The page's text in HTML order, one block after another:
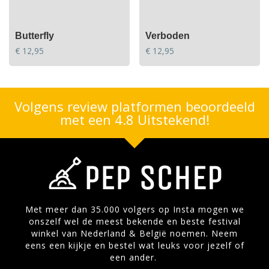
Butterfly
€ 12,95
Verboden
€ 12,95
Volgens review platformen beoordeeld
met een 4.8 Uitstekend!
Met meer dan 35.000 volgers op Insta mogen we
onszelf wel de meest bekende en beste festival
winkel van Nederland & België noemen. Neem
eens een kijkje en bestel wat leuks voor jezelf of
een ander.